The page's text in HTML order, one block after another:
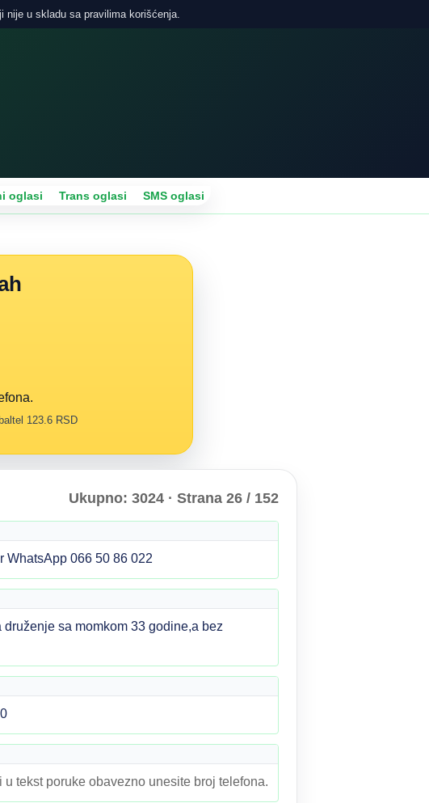
nije u skladu sa pravilima korišćenja.
oglasi Trans oglasi SMS oglasi
123.6 RSD
Ukupno: 3024 · Strana 26 / 152
WhatsApp 066 50 86 022
sa momkom 33 godine,a bez
tekst poruke obavezno unesite broj telefona.